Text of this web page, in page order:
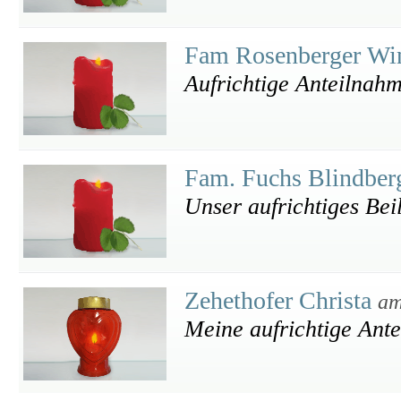
Fam Rosenberger
Aufrichtige
Fam. Fuchs
Unser aufrichtiges
Zehethofer Christa
Meine aufrichtige